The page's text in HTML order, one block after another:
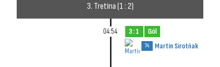
3. Tretina (1 : 2)
04:54 3 : 1 Gól
74 Martin Sirotňak